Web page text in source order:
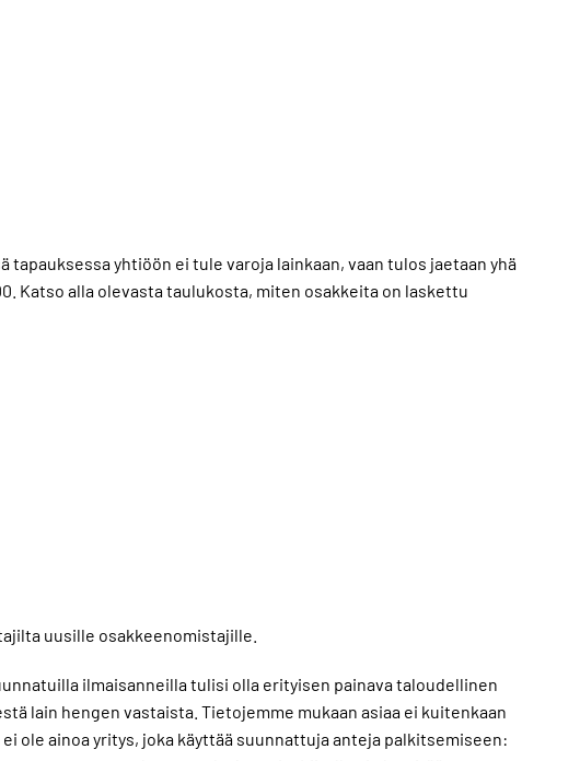
yhtiöön ei tule varoja lainkaan, vaan tulos jaetaan yhä
Katso alla olevasta taulukosta, miten osakkeita on laskettu
uusille osakkeenomistajille.
ilmaisanneilla tulisi olla erityisen painava taloudellinen
lain hengen vastaista. Tietojemme mukaan asiaa ei kuitenkaan
ole ainoa yritys, joka käyttää suunnattuja anteja palkitsemiseen: